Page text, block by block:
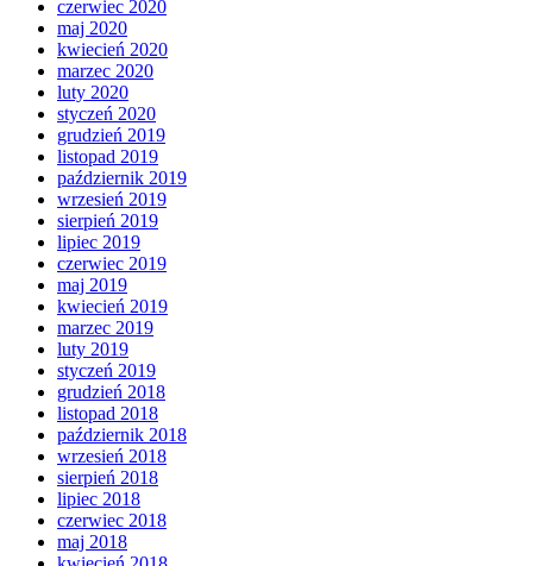
czerwiec 2020
maj 2020
kwiecień 2020
marzec 2020
luty 2020
styczeń 2020
grudzień 2019
listopad 2019
październik 2019
wrzesień 2019
sierpień 2019
lipiec 2019
czerwiec 2019
maj 2019
kwiecień 2019
marzec 2019
luty 2019
styczeń 2019
grudzień 2018
listopad 2018
październik 2018
wrzesień 2018
sierpień 2018
lipiec 2018
czerwiec 2018
maj 2018